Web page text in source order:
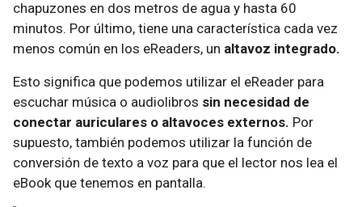
chapuzones en dos metros de agua y hasta 60
minutos. Por último, tiene una característica cada vez
menos común en los eReaders, un altavoz integrado.
Esto significa que podemos utilizar el eReader para
escuchar música o audiolibros sin necesidad de
conectar auriculares o altavoces externos. Por
supuesto, también podemos utilizar la función de
conversión de texto a voz para que el lector nos lea el
eBook que tenemos en pantalla.